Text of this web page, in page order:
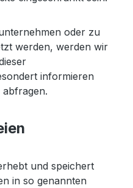
oder zu
werden, werden wir
informieren
abfragen.
und speichert
in so genannten